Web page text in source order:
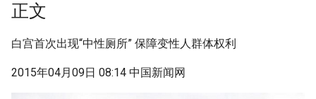
z
评论
正文
白宫首次出现“中性厕所” 保障变性人群体权利
2015年04月09日 08:14 中国新闻网